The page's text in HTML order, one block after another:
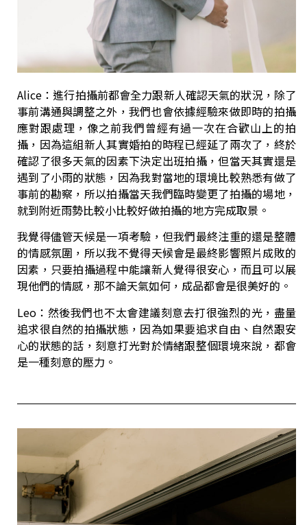
Alice：進行拍攝前都會全力跟新人確認天氣的狀況，除了
事前溝通與調整之外，我們也會依據經驗來做即時的拍攝
應對跟處理，像之前我們曾經有過一次在合歡山上的拍
攝，因為這組新人其實婚拍的時程已經延了兩次了，終於
確認了很多天氣的因素下決定出班拍攝，但當天其實還是
遇到了小雨的狀態，因為我對當地的環境比較熟悉有做了
事前的勘察，所以拍攝當天我們臨時變更了拍攝的場地，
就到附近雨勢比較小比較好做拍攝的地方完成取景。
我覺得儘管天候是一項考驗，但我們最終注重的還是整體
的情感氛圍，所以我不覺得天候會是最終影響照片成敗的
因素，只要拍攝過程中能讓新人覺得很安心，而且可以展
現他們的情感，那不論天氣如何，成品都會是很美好的。
Leo：然後我們也不太會建議刻意去打很強烈的光，盡量
追求很自然的拍攝狀態，因為如果要追求自由、自然跟安
心的狀態的話，刻意打光對於情緒跟整個環境來說，都會
是一種刻意的壓力。